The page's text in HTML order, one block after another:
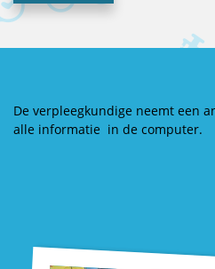
De verpleegkundige neemt een
alle informatie in de computer.